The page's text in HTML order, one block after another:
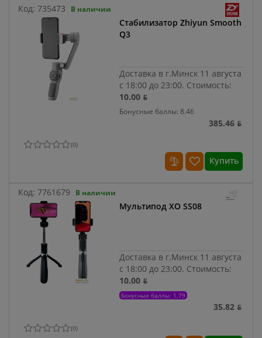
Код: 735473 В наличии
Стабилизатор Zhiyun Smooth
Q3
Доставка в г.Минск 11 августа
с 18:00 до 23:00. Стоимость:
10.00 ƃ
Бонусные баллы: 8.46
385.46 ƃ
(0)
Купить
Код: 7761679 В наличии
Мультипод XO SS08
Доставка в г.Минск 11 августа
с 18:00 до 23:00. Стоимость:
10.00 ƃ
Бонусные баллы: 1.79
35.82 ƃ
(0)